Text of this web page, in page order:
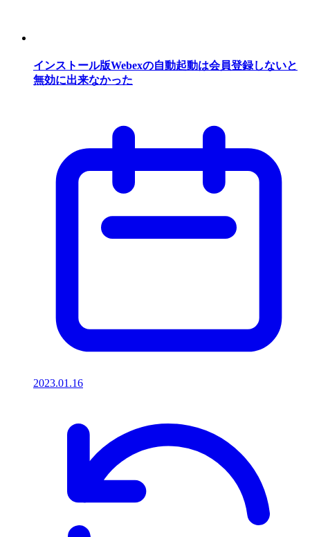
インストール版Webexの自動起動は会員登録しないと
無効に出来なかった
2023.01.16